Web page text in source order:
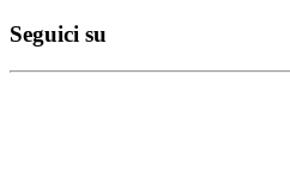
Seguici su